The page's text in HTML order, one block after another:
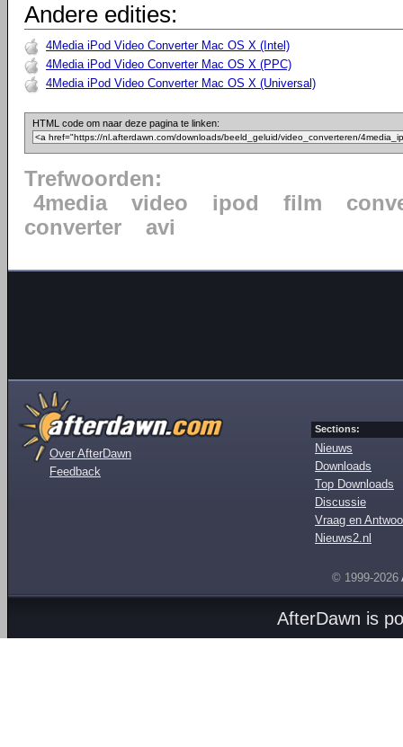
Andere edities:
4Media iPod Video Converter Mac OS X (Intel)
4Media iPod Video Converter Mac OS X (PPC)
4Media iPod Video Converter Mac OS X (Universal)
HTML code om naar deze pagina te linken:
Trefwoorden:
4media
video ipod film
converter
avi
Over AfterDawn
Feedback
Sections:
Nieuws
Downloads
Top Downloads
Discussie
Vraag en
Nieuws2.nl
© 1999-2026
AfterDawn is